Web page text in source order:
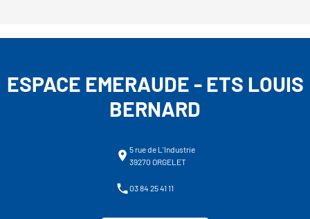
ESPACE EMERAUDE - ETS LOUIS
BERNARD
5 rue de L'Industrie
39270 ORGELET
03 84 25 41 11